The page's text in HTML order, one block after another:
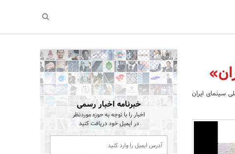
سینمای ایران
خبرنامه اخبار رسمی
اخبار را با توجه به حوزه موردنظر
در ایمیل خود دریافت کنید